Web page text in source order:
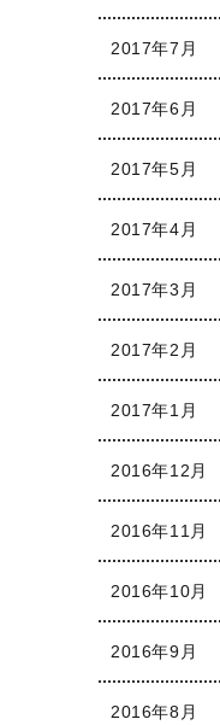
2017年7月
2017年6月
2017年5月
2017年4月
2017年3月
2017年2月
2017年1月
2016年12月
2016年11月
2016年10月
2016年9月
2016年8月